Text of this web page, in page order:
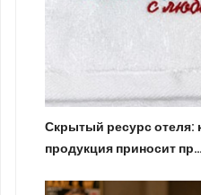
Скрытый ресурс отеля:
продукция приносит пр…